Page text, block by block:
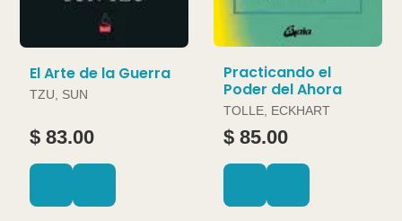
El Arte de la Guerra
TZU, SUN
$ 83.00
Practicando el
Poder del Ahora
TOLLE, ECKHART
$ 85.00